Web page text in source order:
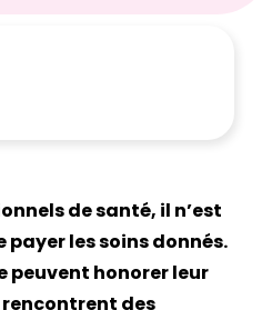
de santé, il n’est
payer les soins donnés.
peuvent honorer leur
des